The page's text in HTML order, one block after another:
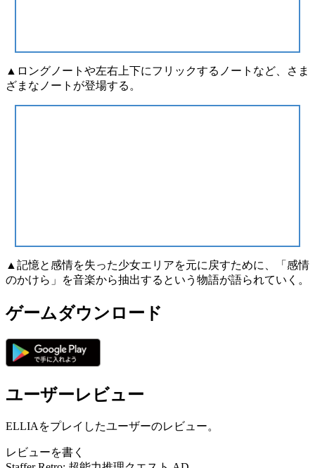
▲ロングノートや左右上下にフリックするノートなど、さま
ざまなノートが登場する。
▲記憶と感情を失った少女エリアを元に戻すために、「感情
のかけら」を音楽から抽出するという物語が語られていく。
ゲームダウンロード
ユーザーレビュー
ELLIAをプレイしたユーザーのレビュー。
レビューを書く